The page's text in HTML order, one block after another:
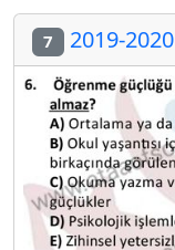
7 2019-2020